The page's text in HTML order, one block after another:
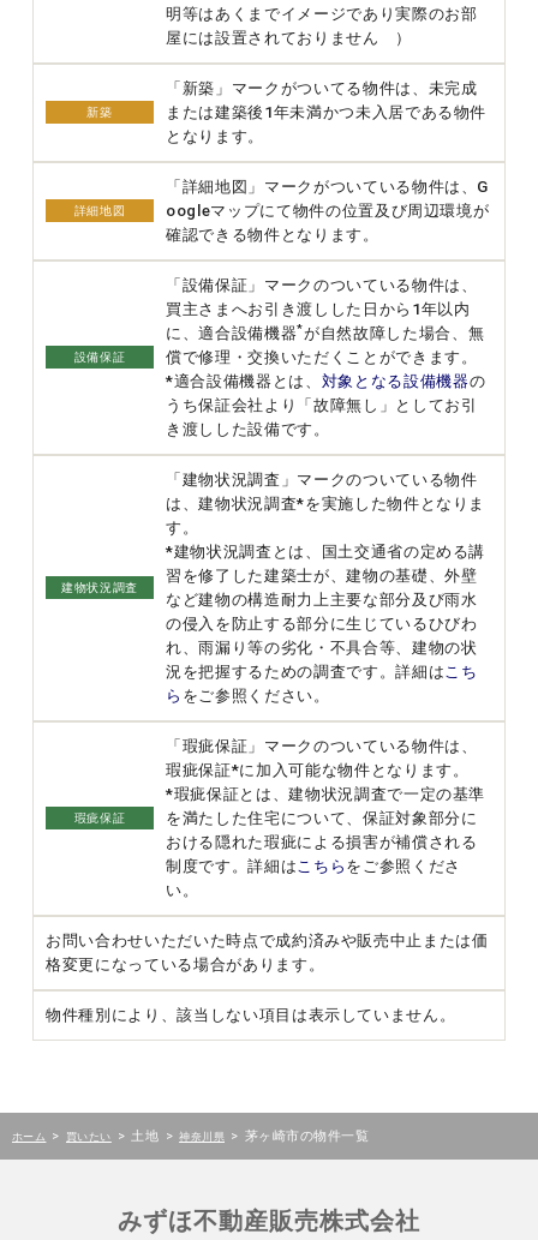
明等はあくまでイメージであり実際のお部
屋には設置されておりません ）
新築
「新築」マークがついてる物件は、未完成
または建築後1年未満かつ未入居である物件
となります。
詳細地図
「詳細地図」マークがついている物件は、G
oogleマップにて物件の位置及び周辺環境が
確認できる物件となります。
設備保証
「設備保証」マークのついている物件は、
買主さまへお引き渡しした日から1年以内
に、適合設備機器*が自然故障した場合、無
償で修理・交換いただくことができます。
*適合設備機器とは、 対象となる設備機器の
うち保証会社より「故障無し」としてお引
き渡しした設備です。
建物状況調査
「建物状況調査」マークのついている物件
は、建物状況調査*を実施した物件となりま
す。
*建物状況調査とは、国土交通省の定める講
習を修了した建築士が、建物の基礎、外壁
など建物の構造耐力上主要な部分及び雨水
の侵入を防止する部分に生じているひびわ
れ、雨漏り等の劣化・不具合等、建物の状
況を把握するための調査です。詳細は こち
ら をご参照ください。
瑕疵保証
「瑕疵保証」マークのついている物件は、
瑕疵保証*に加入可能な物件となります。
*瑕疵保証とは、建物状況調査で一定の基準
を満たした住宅について、保証対象部分に
おける隠れた瑕疵による損害が補償される
制度です。詳細は こちら をご参照くださ
い。
お問い合わせいただいた時点で成約済みや販売中止または価
格変更になっている場合があります。
物件種別により、該当しない項目は表示していません。
ホーム > 買いたい > 土地 > 神奈川県 > 茅ヶ崎市の物件一覧
みずほ不動産販売株式会社